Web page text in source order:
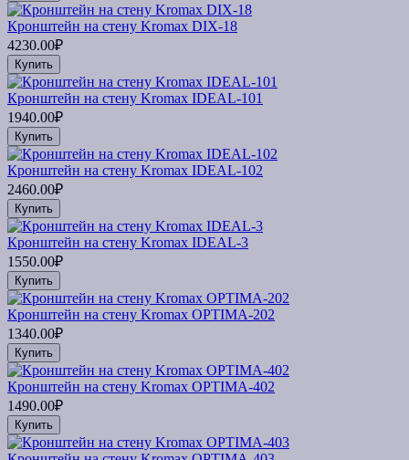
Кронштейн на стену Kromax DIX-18
4230.00₽
Купить
Кронштейн на стену Kromax IDEAL-101
1940.00₽
Купить
Кронштейн на стену Kromax IDEAL-102
2460.00₽
Купить
Кронштейн на стену Kromax IDEAL-3
1550.00₽
Купить
Кронштейн на стену Kromax OPTIMA-202
1340.00₽
Купить
Кронштейн на стену Kromax OPTIMA-402
1490.00₽
Купить